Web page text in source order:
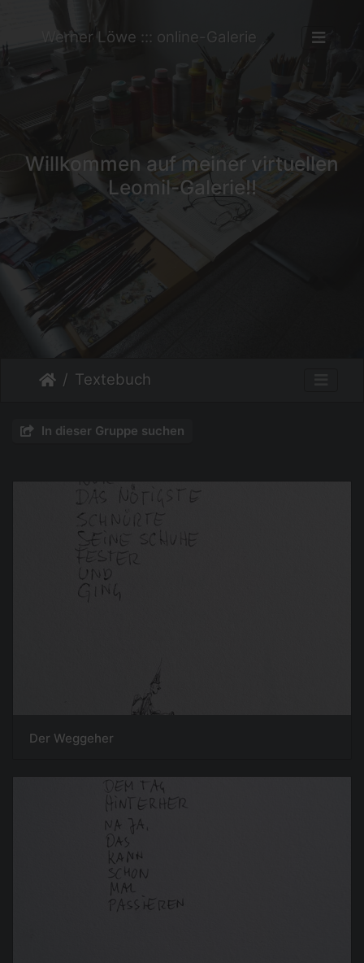
Werner Löwe ::: online-Galerie
Willkommen auf meiner virtuellen
Leomil-Galerie!!
Textebuch
In dieser Gruppe suchen
Der Weggeher